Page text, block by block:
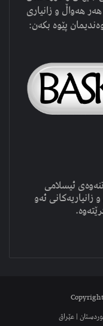
هەواڵ و زانیاری
پێوە بکەن:
ئیسلامی
ئەو
| عێراق